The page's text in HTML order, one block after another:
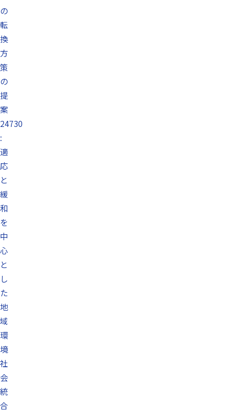
の
転
換
方
策
の
提
案
24730
:
適
応
と
緩
和
を
中
心
と
し
た
地
域
環
境
社
会
統
合